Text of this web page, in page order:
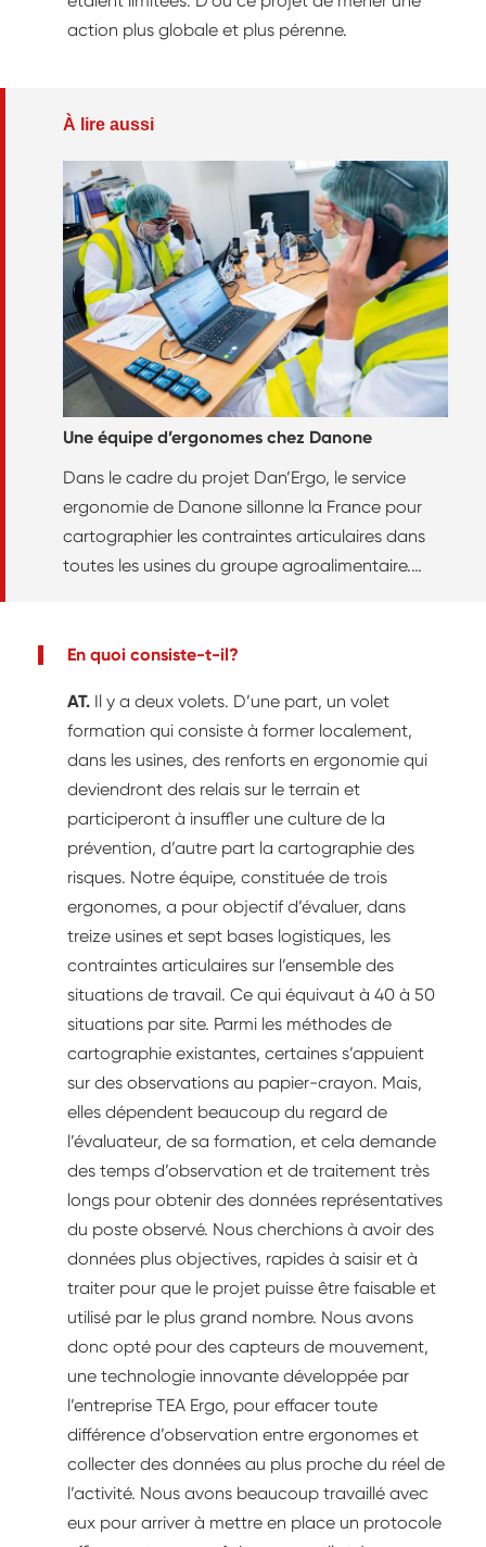
action plus globale et plus pérenne.
À lire aussi
Une équipe d’ergonomes chez Danone
Dans le cadre du projet Dan’Ergo, le service
ergonomie de Danone sillonne la France pour
cartographier les contraintes articulaires dans
toutes les usines du groupe agroalimentaire.
où sont fabriquées 140 000 tonnes de yaourts
En quoi consiste-t-il?
AT. Il y a deux volets. D’une part, un volet
formation qui consiste à former localement,
dans les usines, des renforts en ergonomie qui
deviendront des relais sur le terrain et
participeront à insuffler une culture de la
prévention, d’autre part la cartographie des
risques. Notre équipe, constituée de trois
ergonomes, a pour objectif d’évaluer, dans
treize usines et sept bases logistiques, les
contraintes articulaires sur l’ensemble des
situations de travail. Ce qui équivaut à 40 à 50
situations par site. Parmi les méthodes de
cartographie existantes, certaines s’appuient
sur des observations au papier-crayon. Mais,
elles dépendent beaucoup du regard de
l’évaluateur, de sa formation, et cela demande
des temps d’observation et de traitement très
longs pour obtenir des données représentatives
du poste observé. Nous cherchions à avoir des
données plus objectives, rapides à saisir et à
traiter pour que le projet puisse être faisable et
utilisé par le plus grand nombre. Nous avons
donc opté pour des capteurs de mouvement,
une technologie innovante développée par
l’entreprise TEA Ergo, pour effacer toute
différence d’observation entre ergonomes et
collecter des données au plus proche du réel de
l’activité. Nous avons beaucoup travaillé avec
eux pour arriver à mettre en place un protocole